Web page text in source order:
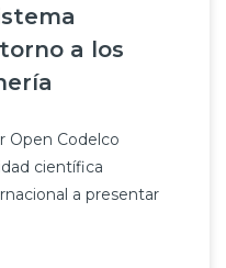
a los
Open Codelco
científica
a presentar